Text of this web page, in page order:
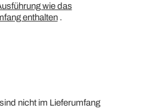
wie das
enthalten.
nicht im Lieferumfang